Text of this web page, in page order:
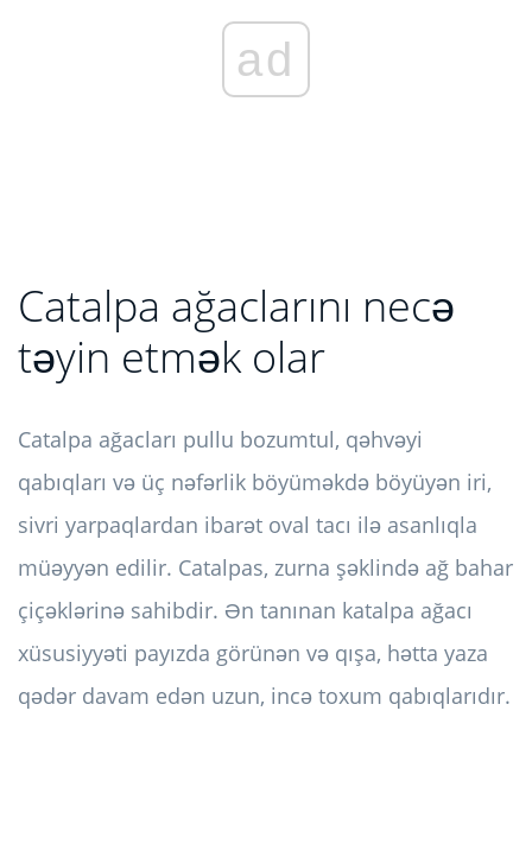
ad
Catalpa ağaclarını necə
təyin etmək olar
Catalpa ağacları pullu bozumtul, qəhvəyi
qabıqları və üç nəfərlik böyüməkdə böyüyən iri,
sivri yarpaqlardan ibarət oval tacı ilə asanlıqla
müəyyən edilir. Catalpas, zurna şəklində ağ bahar
çiçəklərinə sahibdir. Ən tanınan katalpa ağacı
xüsusiyyəti payızda görünən və qışa, hətta yaza
qədər davam edən uzun, incə toxum qabıqlarıdır.